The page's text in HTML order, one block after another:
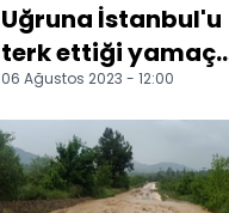
Uğruna İstanbul'u
terk ettiği yamaç
paraşütüyle Bilecik
semalarında
süzülüy...
06 Ağustos 2023 - 12:00